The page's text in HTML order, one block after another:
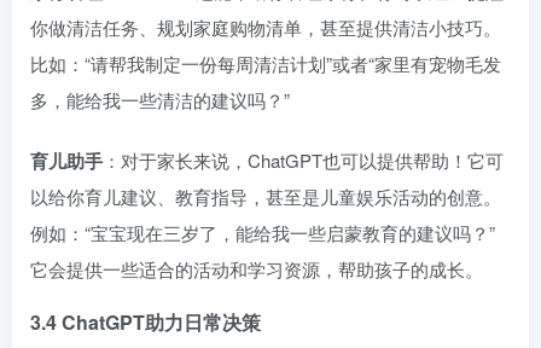
你做清洁任务、规划家庭购物清单，甚至提供清洁小技巧。
比如：“请帮我制定一份每周清洁计划”或者“家里有宠物毛发
多，能给我一些清洁的建议吗？”
育儿助手 ：对于家长来说，ChatGPT也可以提供帮助！它可
以给你育儿建议、教育指导，甚至是儿童娱乐活动的创意。
例如：“宝宝现在三岁了，能给我一些启蒙教育的建议吗？”
它会提供一些适合的活动和学习资源，帮助孩子的成长。
3.4 ChatGPT助力日常决策